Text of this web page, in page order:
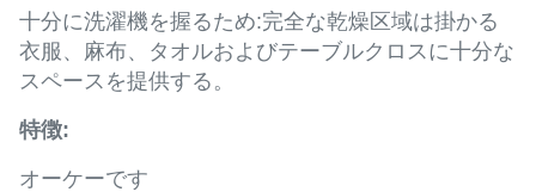
十分に洗濯機を握るため:完全な乾燥区域は掛かる
衣服、麻布、タオルおよびテーブルクロスに十分な
スペースを提供する。
特徴:
オーケーです